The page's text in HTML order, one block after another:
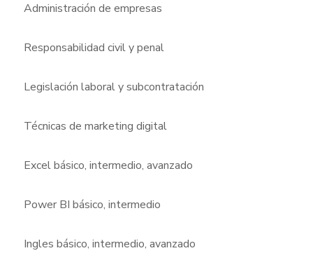
Administración de empresas
Responsabilidad civil y penal
Legislación laboral y subcontratación
Técnicas de marketing digital
Excel básico, intermedio, avanzado
Power BI básico, intermedio
Ingles básico, intermedio, avanzado